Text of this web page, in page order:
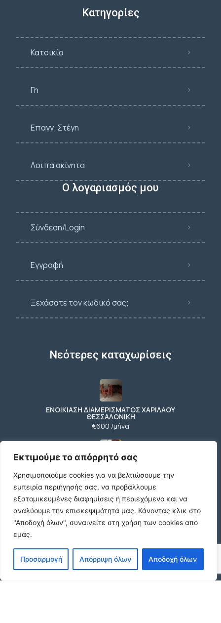
Εκτιμούμε το απόρρητό σας
Χρησιμοποιούμε cookies για να βελτιώσουμε την
εμπειρία περιήγησής σας, να προβάλλουμε
εξατομικευμένες διαφημίσεις ή περιεχόμενο και να
αναλύουμε την επισκεψιμότητά μας. Κάνοντας κλικ στο
"Αποδοχή όλων", συναινείτε στη χρήση των cookies από
εμάς.
Προσαρμογή Απόρριψη όλων Αποδοχή όλων
Κατηγορίες
Κατοικία
Γη
Επαγγ. Στέγη
Λοιπά ακίνητα
Ο λογαριασμός μου
Σύνδεση/Login
Εγγραφή
Ξεχάσατε τον κωδικό σας;
Νεότερες καταχωρίσεις
ΕΝΟΙΚΙΑΣΗ ΔΙΑΜΕΡΙΣΜΑΤΟΣ ΧΑΡΙΛΑΟΥ
ΘΕΣΣΑΛΟΝΙΚΗ
€600 /μήνα
Ήσυχη Μονοκατοικία στο Γυμνό Ευβοίας |
Κοντά σε Θάλασσα & Βουνό
€52 /μήνα
€600 /μήνα